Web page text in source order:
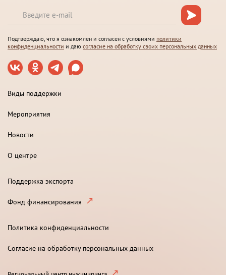
Подтверждаю, что я ознакомлен и согласен с условиями политики
конфиденциальности и даю согласие на обработку своих персональных данных
Виды поддержки
Мероприятия
Новости
О центре
Поддержка экспорта
Фонд финансирования
Политика конфиденциальности
Согласие на обработку персональных данных